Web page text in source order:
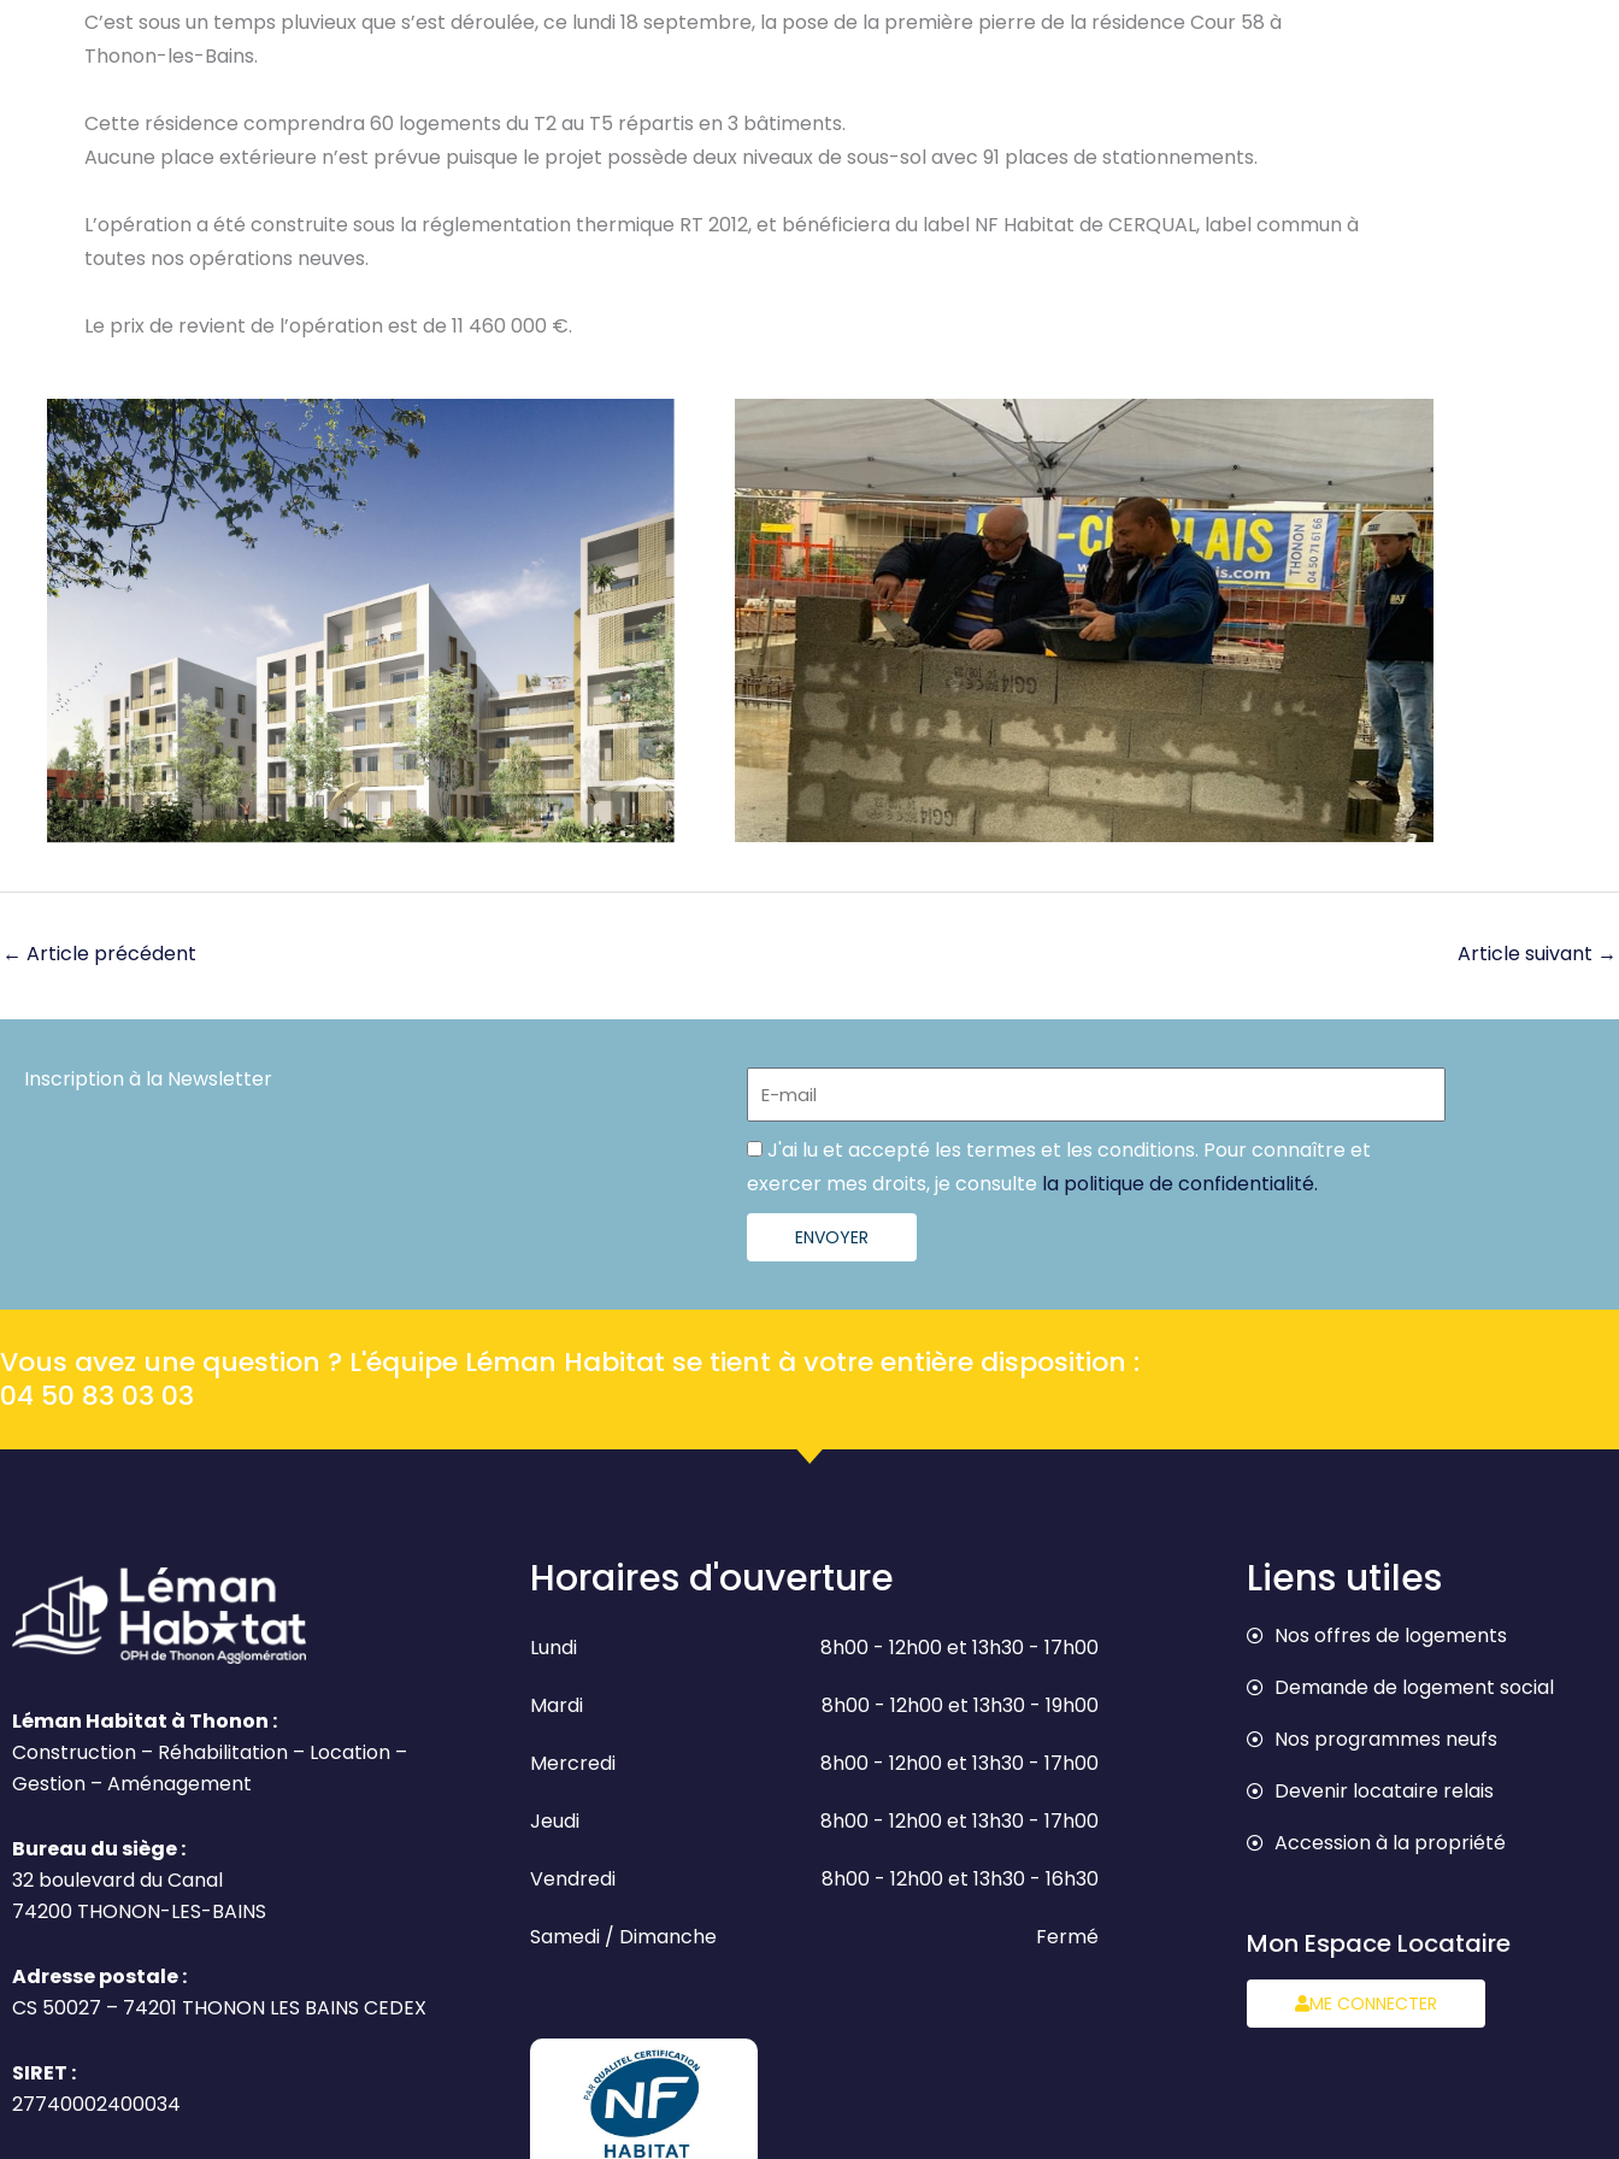
C’est sous un temps pluvieux que s’est déroulée, ce lundi 18 septembre, la pose de la première pierre de la résidence Cour 58 à
Thonon-les-Bains.
Cette résidence comprendra 60 logements du T2 au T5 répartis en 3 bâtiments.
Aucune place extérieure n’est prévue puisque le projet possède deux niveaux de sous-sol avec 91 places de stationnements.
L’opération a été construite sous la réglementation thermique RT 2012, et bénéficiera du label NF Habitat de CERQUAL, label commun à
toutes nos opérations neuves.
Le prix de revient de l’opération est de 11 460 000 €.
← Article précédent Article suivant →
Inscription à la Newsletter
E-
mail
Politique
J'ai lu et accepté les termes et les conditions. Pour connaître et
exercer mes droits, je consulte la politique de confidentialité.
ENVOYER
Vous avez une question ? L'équipe Léman Habitat se tient à votre entière disposition :
04 50 83 03 03
Léman Habitat à Thonon :
Construction – Réhabilitation – Location –
Gestion – Aménagement
Bureau du siège :
32 boulevard du Canal
74200 THONON-LES-BAINS
Adresse postale :
CS 50027 – 74201 THONON LES BAINS CEDEX
SIRET :
27740002400034
Horaires d'ouverture
Lundi 8h00 - 12h00 et 13h30 - 17h00
Mardi 8h00 - 12h00 et 13h30 - 19h00
Mercredi 8h00 - 12h00 et 13h30 - 17h00
Jeudi 8h00 - 12h00 et 13h30 - 17h00
Vendredi 8h00 - 12h00 et 13h30 - 16h30
Samedi / Dimanche Fermé
Liens utiles
Nos offres de logements
Demande de logement social
Nos programmes neufs
Devenir locataire relais
Accession à la propriété
Mon Espace Locataire
ME CONNECTER